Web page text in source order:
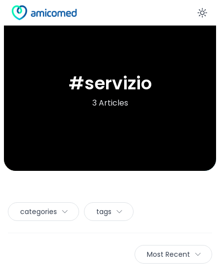
#servizio
3 Articles
categories tags
Most Recent